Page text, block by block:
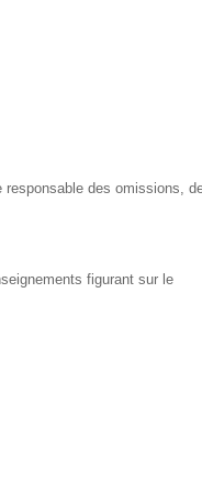
des omissions,
figurant sur le